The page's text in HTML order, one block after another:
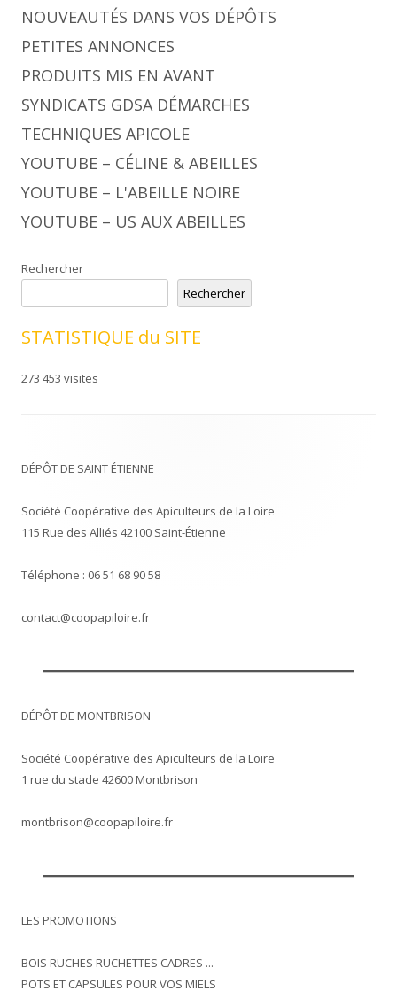
NOUVEAUTÉS DANS VOS DÉPÔTS
PETITES ANNONCES
PRODUITS MIS EN AVANT
SYNDICATS GDSA DÉMARCHES
TECHNIQUES APICOLE
YOUTUBE – CÉLINE & ABEILLES
YOUTUBE – L'ABEILLE NOIRE
YOUTUBE – US AUX ABEILLES
Rechercher
Rechercher
STATISTIQUE du SITE
273 453 visites
DÉPÔT DE SAINT ÉTIENNE
Société Coopérative des Apiculteurs de la Loire
115 Rue des Alliés 42100 Saint-Étienne
Téléphone : 06 51 68 90 58
contact@coopapiloire.fr
DÉPÔT DE MONTBRISON
Société Coopérative des Apiculteurs de la Loire
1 rue du stade 42600 Montbrison
montbrison@coopapiloire.fr
LES PROMOTIONS
BOIS RUCHES RUCHETTES CADRES ...
POTS ET CAPSULES POUR VOS MIELS